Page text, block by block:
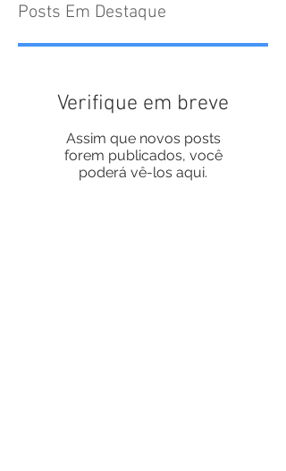
Posts Em Destaque
Verifique em breve
Assim que novos posts
forem publicados, você
poderá vê-los aqui.